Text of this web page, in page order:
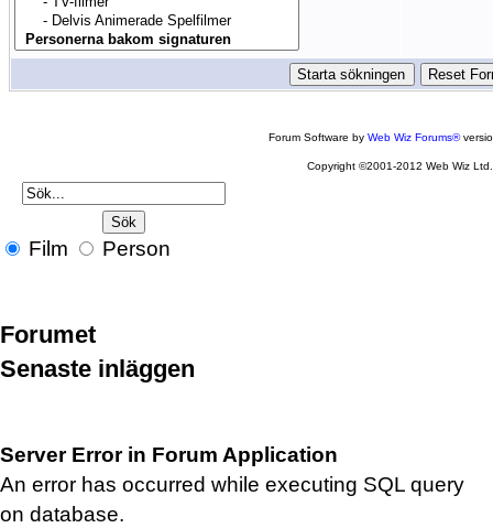
Forum Software byWeb Wiz Forums®
Copyright ©2001-2012 Web Wiz Ltd.
Film Person
Forumet
Senaste inläggen
Server Error in Forum Application
An error has occurred while executing SQL query
on database.